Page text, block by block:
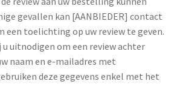
gevallen kan [AANBIEDER] contact
een toelichting op uw review te geven.
uitnodigen om een review achter
naam en e-mailadres met
deze gegevens enkel met het